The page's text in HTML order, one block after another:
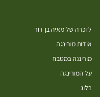
לזכרה של מאיה בן דוד
אודות מורינגה
מורינגה במטבח
על המורינגה
בלוג